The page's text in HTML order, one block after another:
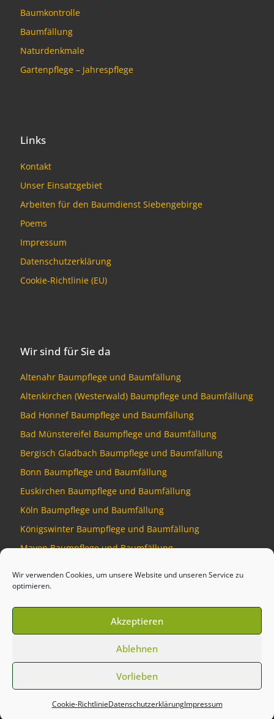
Wir verwenden Cookies, um unsere Website und unseren Service zu
optimieren.
Akzeptieren
Ablehnen
Vorlieben
Cookie-RichtlinieDatenschutzerklärungImpressum
Baumkontrolle
Baumfällung
Naturdenkmale
Gartenpflege – Jahrespflege
Links
Kontakt
Unser Einsatzgebiet
Arbeiten für den Baumdienst Siebengebirge
Poems
Impressum
Datenschutzerklärung
Cookie-Richtlinie (EU)
Wir sind für Sie da
Altenahr Baumpflege und Baumfällung
Altenkirchen (Westerwald) Baumpflege und Baumfällung
Bad Honnef Baumpflege und Baumfällung
Bad Münstereifel Baumpflege und Baumfällung
Bergisch Gladbach Baumpflege und Baumfällung
Bonn Baumpflege und Baumfällung
Euskirchen Baumpflege und Baumfällung
Köln Baumpflege und Baumfällung
Königswinter Baumpflege und Baumfällung
Mayen Baumpflege und Baumfällung
Baumdienst Siebengebirge
Developed by Talking Pixel